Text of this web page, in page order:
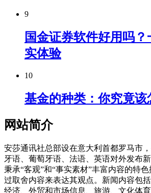
9
国金证券软件好用吗
实体验
10
基金的种类：你究竟该
网站简介
安莎通讯社总部设在意大利首都罗马市
牙语、葡萄牙语、法语、英语对外发布
秉承“客观”和“事实素材”丰富内容的特
过取舍内容来表达其观点。新闻内容包括
经济、外贸和市场信息、旅游、文化体